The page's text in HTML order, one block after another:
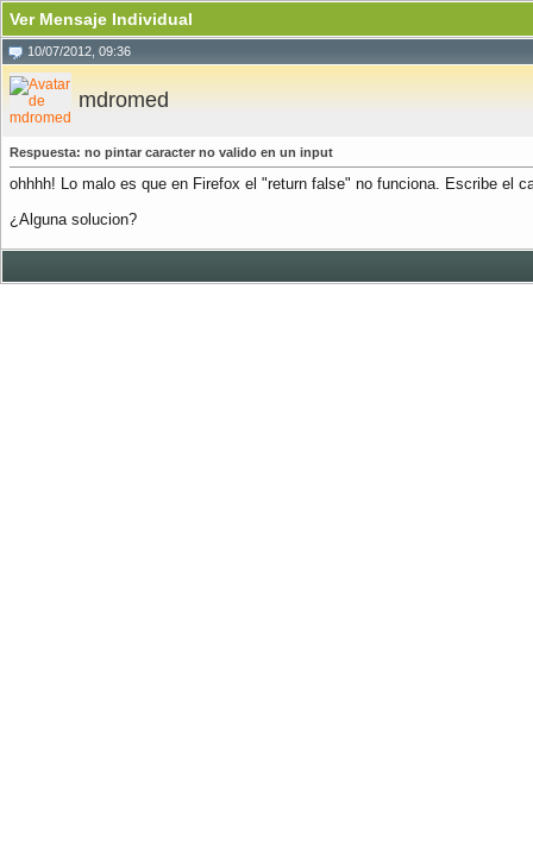
Ver Mensaje Individual
10/07/2012, 09:36
mdromed
Respuesta: no pintar caracter no valido en un input
ohhhh! Lo malo es que en Firefox el "return false" no funciona. Escribe el
¿Alguna solucion?